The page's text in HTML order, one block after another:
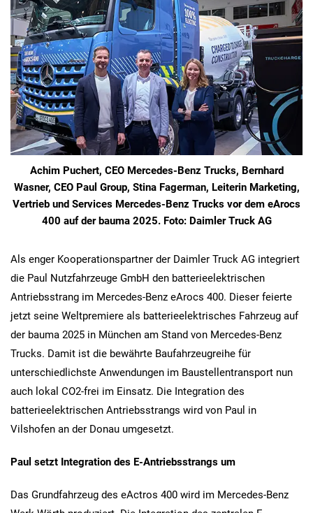
Achim Puchert, CEO Mercedes-Benz Trucks, Bernhard
Wasner, CEO Paul Group, Stina Fagerman, Leiterin Marketing,
Vertrieb und Services Mercedes-Benz Trucks vor dem eArocs
400 auf der bauma 2025. Foto: Daimler Truck AG
Als enger Kooperationspartner der Daimler Truck AG integriert
die Paul Nutzfahrzeuge GmbH den batterieelektrischen
Antriebsstrang im Mercedes-Benz eArocs 400. Dieser feierte
jetzt seine Weltpremiere als batterieelektrisches Fahrzeug auf
der bauma 2025 in München am Stand von Mercedes-Benz
Trucks. Damit ist die bewährte Baufahrzeugreihe für
unterschiedlichste Anwendungen im Baustellentransport nun
auch lokal CO2-frei im Einsatz. Die Integration des
batterieelektrischen Antriebsstrangs wird von Paul in
Vilshofen an der Donau umgesetzt.
Paul setzt Integration des E-Antriebsstrangs um
Das Grundfahrzeug des eActros 400 wird im Mercedes-Benz